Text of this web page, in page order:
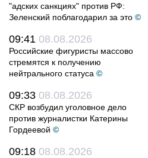
"адских санкциях" против РФ:
Зеленский поблагодарил за это ©
09:41 08.08.2026
Российские фигуристы массово
стремятся к получению
нейтрального статуса ©
09:33 08.08.2026
СКР возбудил уголовное дело
против журналистки Катерины
Гордеевой ©
09:18 08.08.2026